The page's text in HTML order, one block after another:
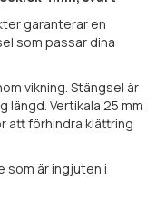
garanterar en
som passar dina
vikning. Stängsel är
längd. Vertikala 25 mm
att förhindra klättring
som är ingjuten i